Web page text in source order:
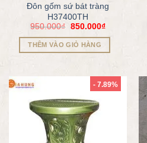
Đôn gốm sứ bát tràng
H37400TH
950.000₫ 850.000₫
THÊM VÀO GIỎ HÀNG
- 7.89%